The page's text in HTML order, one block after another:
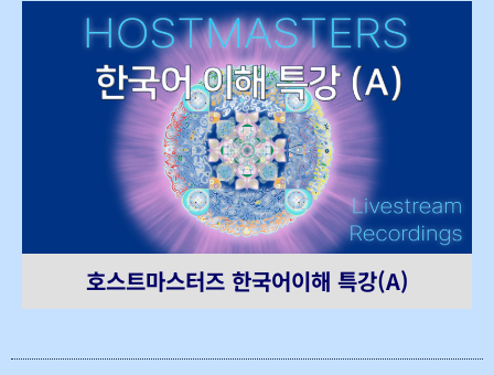
호스트마스터즈 한국어이해 특강(A)